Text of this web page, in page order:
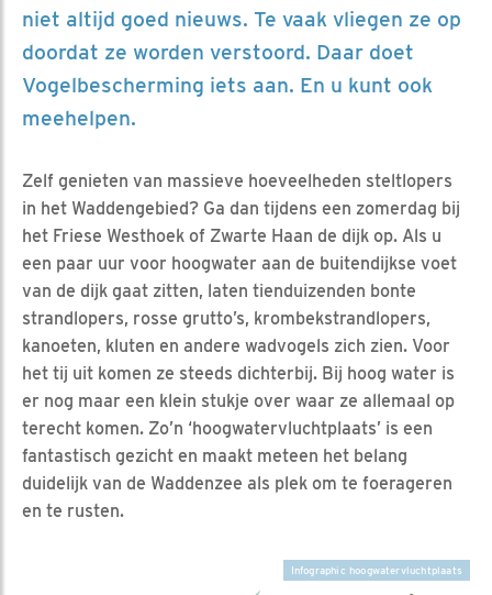
niet altijd goed nieuws. Te vaak vliegen ze op
doordat ze worden verstoord. Daar doet
Vogelbescherming iets aan. En u kunt ook
meehelpen.
Zelf genieten van massieve hoeveelheden steltlopers
in het Waddengebied? Ga dan tijdens een zomerdag bij
het Friese Westhoek of Zwarte Haan de dijk op. Als u
een paar uur voor hoogwater aan de buitendijkse voet
van de dijk gaat zitten, laten tienduizenden bonte
strandlopers, rosse grutto’s, krombekstrandlopers,
kanoeten, kluten en andere wadvogels zich zien. Voor
het tij uit komen ze steeds dichterbij. Bij hoog water is
er nog maar een klein stukje over waar ze allemaal op
terecht komen. Zo’n ‘hoogwatervluchtplaats’ is een
fantastisch gezicht en maakt meteen het belang
duidelijk van de Waddenzee als plek om te foerageren
en te rusten.
Infographic hoogwatervluchtplaats